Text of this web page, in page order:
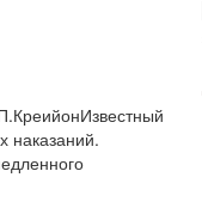
наказаний.